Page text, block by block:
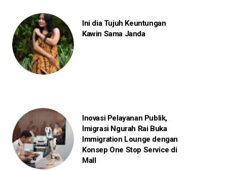
Ini dia Tujuh Keuntungan
Kawin Sama Janda
Inovasi Pelayanan Publik,
Imigrasi Ngurah Rai Buka
Immigration Lounge dengan
Konsep One Stop Service di
Mall